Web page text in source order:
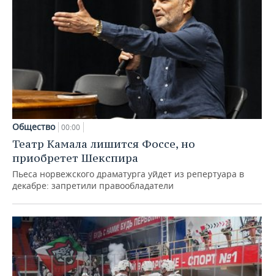
Общество 00:00
Театр Камала лишится Фоссе, но
приобретет Шекспира
Пьеса норвежского драматурга уйдет из репертуара в
декабре: запретили правообладатели